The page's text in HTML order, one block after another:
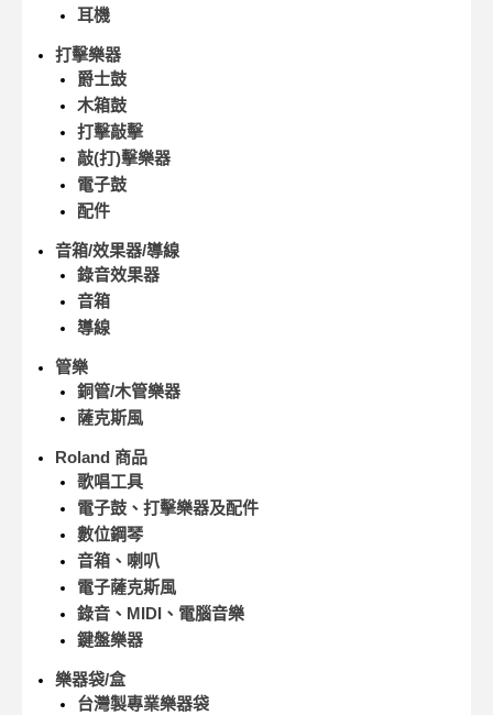
耳機
打擊樂器
爵士鼓
木箱鼓
打擊敲擊
敲(打)擊樂器
電子鼓
配件
音箱/效果器/導線
錄音效果器
音箱
導線
管樂
銅管/木管樂器
薩克斯風
Roland 商品
歌唱工具
電子鼓、打擊樂器及配件
數位鋼琴
音箱、喇叭
電子薩克斯風
錄音、MIDI、電腦音樂
鍵盤樂器
樂器袋/盒
台灣製專業樂器袋